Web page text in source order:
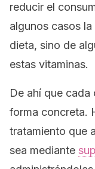
reducir el
algunos casos
dieta, sino de
estas vitaminas.
De ahí que
forma concreta.
tratamiento que
sea mediante